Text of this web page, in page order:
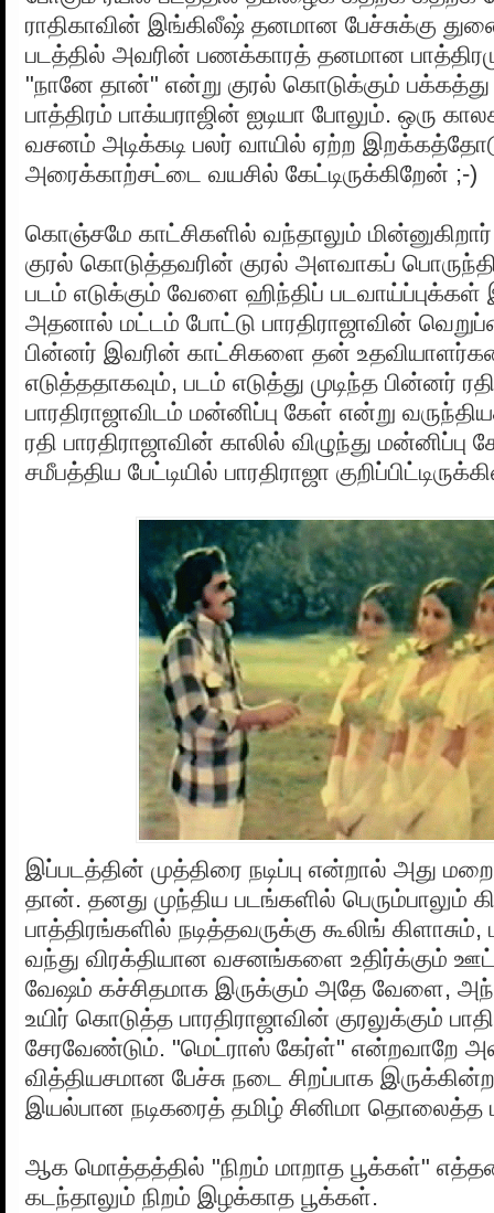
ராதிகாவின் இங்கிலீஷ் தனமான பேச்சுக்கு
படத்தில் அவரின் பணக்காரத் தனமான
"நானே தான்" என்று குரல் கொடுக்கும் பக்கத்து
பாத்திரம் பாக்யராஜின் ஐடியா போலும். ஒரு
வசனம் அடிக்கடி பலர் வாயில் ஏற்ற
அரைக்காற்சட்டை வயசில் கேட்டிருக்கிறேன் ;-)
கொஞ்சமே காட்சிகளில் வந்தாலும் மின்னுகிறார்
குரல் கொடுத்தவரின் குரல் அளவாகப்
படம் எடுக்கும் வேளை ஹிந்திப் படவாய்ப்புக்கள்
அதனால் மட்டம் போட்டு பாரதிராஜாவின்
பின்னர் இவரின் காட்சிகளை தன்
எடுத்ததாகவும், படம் எடுத்து முடிந்த பின்னர்
பாரதிராஜாவிடம் மன்னிப்பு கேள் என்று
ரதி பாரதிராஜாவின் காலில் விழுந்து மன்னிப்பு
சமீபத்திய பேட்டியில் பாரதிராஜா
இப்படத்தின் முத்திரை நடிப்பு என்றால் அது
தான். தனது முந்திய படங்களில் பெரும்பாலும்
பாத்திரங்களில் நடித்தவருக்கு கூலிங் கிளாசும்,
வந்து விரக்தியான வசனங்களை உதிர்க்கும்
வேஷம் கச்சிதமாக இருக்கும் அதே வேளை,
உயிர் கொடுத்த பாரதிராஜாவின் குரலுக்கும்
சேரவேண்டும். "மெட்ராஸ் கேர்ள்" என்றவாறே
வித்தியசமான பேச்சு நடை சிறப்பாக
இயல்பான நடிகரைத் தமிழ் சினிமா தொலைத்த
ஆக மொத்தத்தில் "நிறம் மாறாத பூக்கள்"
கடந்தாலும் நிறம் இழக்காத பூக்கள்.